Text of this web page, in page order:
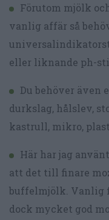
Förutom mjölk
vanlig affär så
eller liknande ph-
Du behöver även
durkslag, hålslev,
kastrull, mikro,
Här har jag
att det till finare
buffelmjölk. Vanlig
dock mycket god